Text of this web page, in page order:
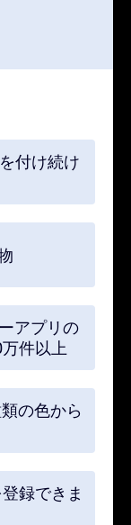
付け続け
アプリの
件以上
の色から
録できま